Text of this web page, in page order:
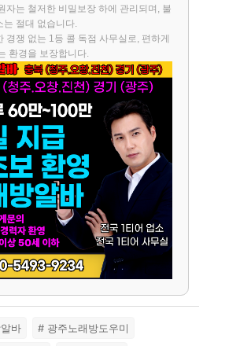
자는 철저한 비밀보장 하에 관리되며, 불
는 절대 없습니다.
경쟁 없는 1등 콜 독점 사무실로, 편하게
환경을 보장합니다.
바
# 광주노래방도우미